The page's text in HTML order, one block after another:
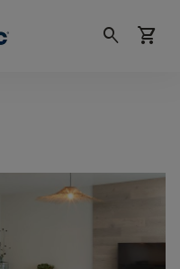
search shopping_cart